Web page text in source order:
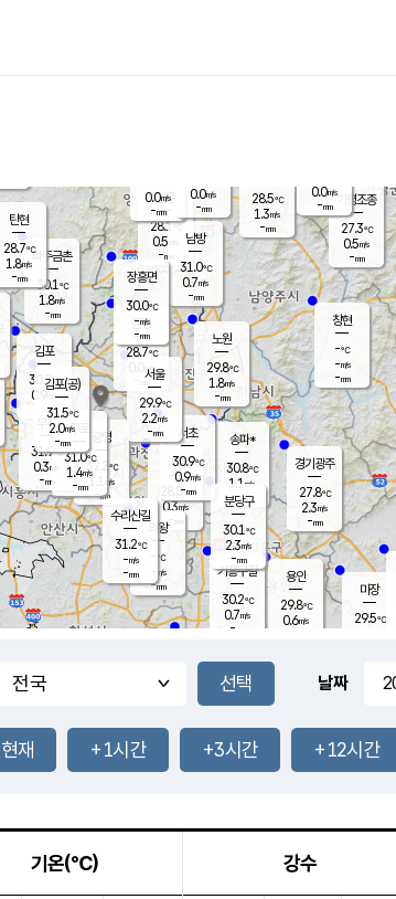
양주
28.1℃
0.5
-mm
과천
28.8℃
0.3m/s
- mm
-mm
-mm
용인
29.8℃
0.6m/s
경기광주
27.8℃
2.3m/s
-mm
28.9
℃
파주금촌
30.1℃
1.8m/s
-mm
가평조종
27.3℃
0.5m/s
-mm
28.5℃
1.3m/s
-mm
창현
-℃
-m/s
-mm
탄현
28.7℃
1.8m/s
-mm
0.0m/s
-mm
31.0℃
0.0m/s
-mm
마장
29.5℃
의왕
- ℃
-m/s
-mm
김포
30.7℃
0.9 m/s
mm
광명
32.2 ℃
1.1 m/s
-mm
부천
31.9℃
0.3m/s
-mm
-mm
구로
31.0℃
1.4m/s
-mm
은평
28.7℃
0.0 m/s
- mm
노원
29.8℃
1.8m/s
-mm
송파*
30.8℃
1.1 m/s
-mm
서초
30.9℃
0.9m/s
-mm
남방
31.0℃
0.7m/s
-mm
기흥구갈
30.2℃
0.7m/s
-
수리산길
31.2℃
-m/s
-mm
분당구
30.1℃
2.3m/s
-mm
장흥면
30.0℃
-m/s
-mm
0.0m/s
-mm
김포(공)
31.5℃
2.0m/s
-mm
서울
29.9℃
2.2m/s
-mm
0.0m/s
-mm
날짜
현재 +1시간 +3시간 +12시간
기온(℃) 강수